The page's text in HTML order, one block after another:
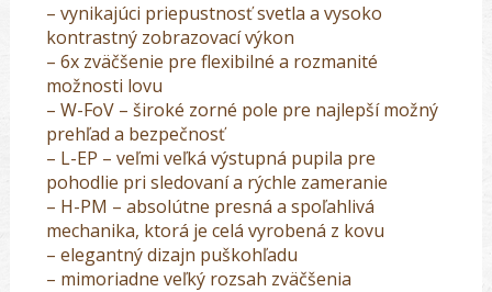
– vynikajúci priepustnosť svetla a vysoko
kontrastný zobrazovací výkon
– 6x zväčšenie pre flexibilné a rozmanité
možnosti lovu
– W-FoV – široké zorné pole pre najlepší možný
prehľad a bezpečnosť
– L-EP – veľmi veľká výstupná pupila pre
pohodlie pri sledovaní a rýchle zameranie
– H-PM – absolútne presná a spoľahlivá
mechanika, ktorá je celá vyrobená z kovu
– elegantný dizajn puškohľadu
– mimoriadne veľký rozsah zväčšenia